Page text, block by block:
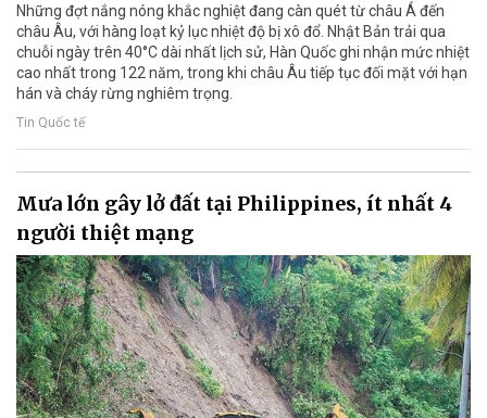
Những đợt nắng nóng khắc nghiệt đang càn quét từ châu Á đến
châu Âu, với hàng loạt kỷ lục nhiệt độ bị xô đổ. Nhật Bản trải qua
chuỗi ngày trên 40°C dài nhất lịch sử, Hàn Quốc ghi nhận mức nhiệt
cao nhất trong 122 năm, trong khi châu Âu tiếp tục đối mặt với hạn
hán và cháy rừng nghiêm trọng.
Tin Quốc tế
Mưa lớn gây lở đất tại Philippines, ít nhất 4
người thiệt mạng